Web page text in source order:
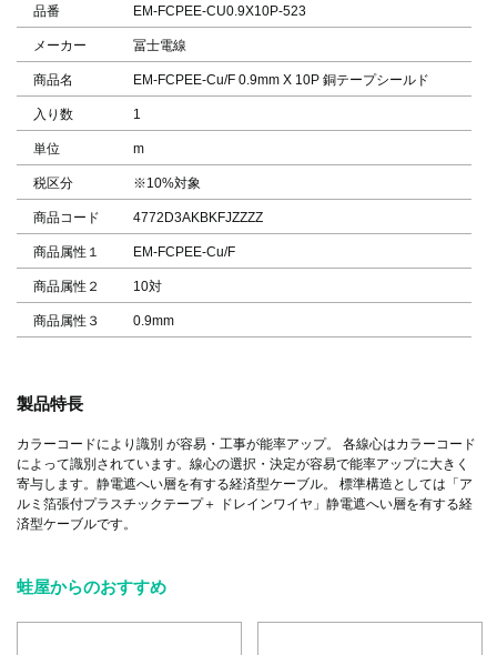
品番 EM-FCPEE-CU0.9X10P-523
メーカー 冨士電線
商品名 EM-FCPEE-Cu/F 0.9mm X 10P 銅テープシールド
入り数 1
単位 m
税区分 ※10%対象
商品コード 4772D3AKBKFJZZZZ
商品属性１ EM-FCPEE-Cu/F
商品属性２ 10対
商品属性３ 0.9mm
製品特長
カラーコードにより識別 が容易・工事が能率アップ。 各線心はカラーコード
によって識別されています。線心の選択・決定が容易で能率アップに大きく
寄与します。静電遮へい層を有する経済型ケーブル。 標準構造としては「ア
ルミ箔張付プラスチックテープ＋ ドレインワイヤ」静電遮へい層を有する経
済型ケーブルです。
蛙屋からのおすすめ